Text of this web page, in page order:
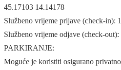
45.17103 14.14178
Službeno vrijeme prijave (check-in):
Službeno vrijeme odjave (check-
PARKIRANJE:
Moguće je koristiti osigurano